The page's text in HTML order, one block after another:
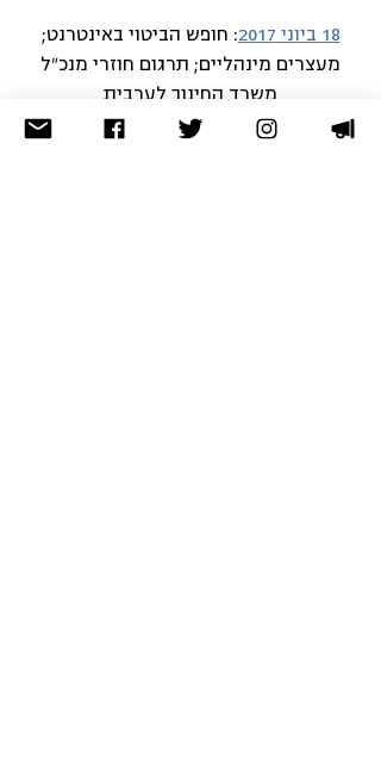
18 ביוני 2017
: חופש הביטוי באינטרנט;
מעצרים מינהליים; תרגום חוזרי מנכ"ל
משרד החינוך לערבית